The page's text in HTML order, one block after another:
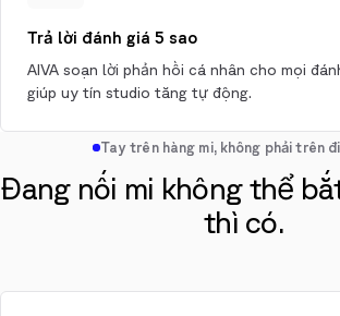
Trả lời đánh giá 5 sao
AIVA soạn lời phản hồi cá nhân cho mọi
giúp uy tín studio tăng tự động.
Tay trên hàng mi, không phải trên
Đang nối mi không thể
thì có.